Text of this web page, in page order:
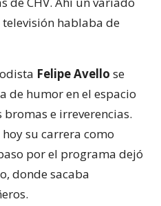
hablaba de
Felipe Avello se
de humor en el espacio
e irreverencias.
su carrera como
por el programa dejó
donde sacaba